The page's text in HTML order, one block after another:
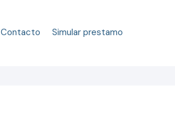
Contacto Simular prestamo